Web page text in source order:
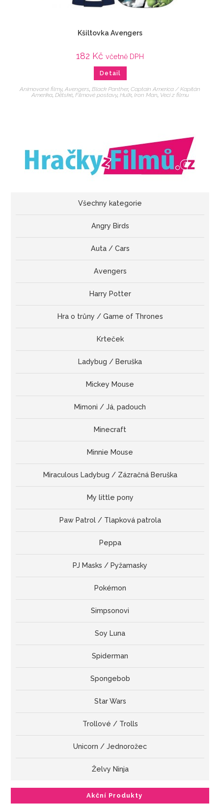
Kšiltovka Avengers
182 Kč včetně DPH
Detail
Animované filmy, Avengers, Black Panther, Captain America / Kapitán
Amerika, Dětské, Filmové postavy, Hulk, Iron Man, Veci z filmu
Všechny kategorie
Angry Birds
Auta / Cars
Avengers
Harry Potter
Hra o trůny / Game of Thrones
Krteček
Ladybug / Beruška
Mickey Mouse
Mimoni / Já, padouch
Minecraft
Minnie Mouse
Miraculous Ladybug / Zázračná Beruška
My little pony
Paw Patrol / Tlapková patrola
Peppa
PJ Masks / Pyžamasky
Pokémon
Simpsonovi
Soy Luna
Spiderman
Spongebob
Star Wars
Trollové / Trolls
Unicorn / Jednorožec
Želvy Ninja
Akční Produkty